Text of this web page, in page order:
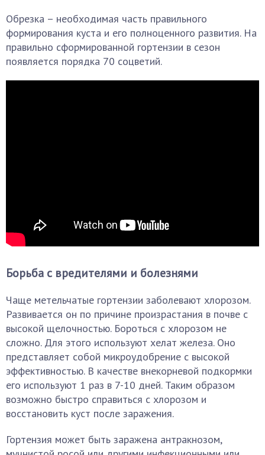
Обрезка – необходимая часть правильного
формирования куста и его полноценного развития. На
правильно сформированной гортензии в сезон
появляется порядка 70 соцветий.
Борьба с вредителями и болезнями
Чаще метельчатые гортензии заболевают хлорозом.
Развивается он по причине произрастания в почве с
высокой щелочностью. Бороться с хлорозом не
сложно. Для этого используют хелат железа. Оно
представляет собой микроудобрение с высокой
эффективностью. В качестве внекорневой подкормки
его используют 1 раз в 7-10 дней. Таким образом
возможно быстро справиться с хлорозом и
восстановить куст после заражения.
Гортензия может быть заражена антракнозом,